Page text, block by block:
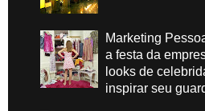
Marketing
a festa da
looks de
inspirar seu